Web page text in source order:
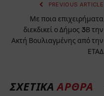
PREVIOUS ARTICLE
Με ποια επιχειρήματα
διεκδικεί ο Δήμος 3Β την
Ακτή Βουλιαγμένης από την
ΕΤΑΔ
ΣΧΕΤΙΚΆΆΡΘΡΑ